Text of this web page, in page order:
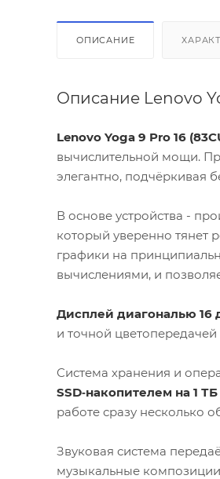
ОПИСАНИЕ
Описание Lenovo
Lenovo Yoga 9 Pro 16
вычислительной мощи.
элегантно, подчёркивая
В основе устройства -
который уверенно тянет
графики на
вычислениями, и
Дисплей диагональю 16
и точной
Система хранения и
SSD‑накопителем на 1 ТБ
работе сразу несколько
Звуковая система
музыкальные